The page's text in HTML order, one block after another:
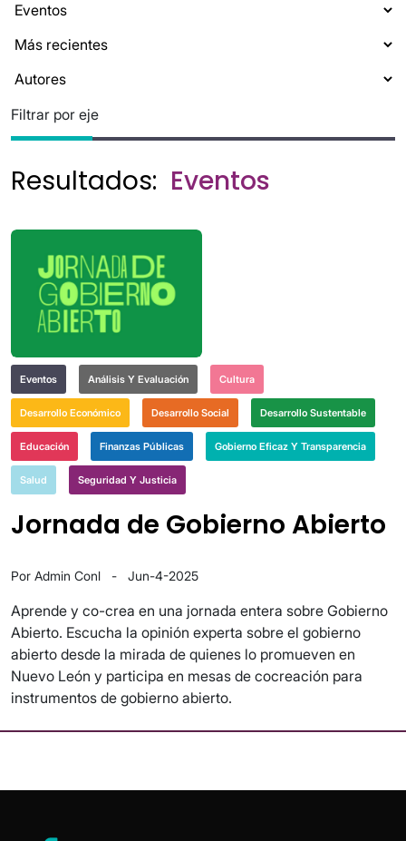
Filtrar por eje
Resultados: Eventos
Eventos Análisis Y Evaluación Cultura
Desarrollo Económico Desarrollo Social Desarrollo Sustentable
Educación Finanzas Públicas Gobierno Eficaz Y Transparencia
Salud Seguridad Y Justicia
Jornada de Gobierno Abierto
Por Admin Conl - Jun-4-2025
Aprende y co-crea en una jornada entera sobre Gobierno
Abierto. Escucha la opinión experta sobre el gobierno
abierto desde la mirada de quienes lo promueven en
Nuevo León y participa en mesas de cocreación para
instrumentos de gobierno abierto.